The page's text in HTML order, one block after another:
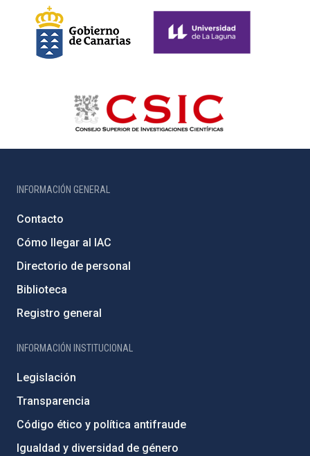
INFORMACIÓN GENERAL
Contacto
Cómo llegar al IAC
Directorio de personal
Biblioteca
Registro general
INFORMACIÓN INSTITUCIONAL
Legislación
Transparencia
Código ético y política antifraude
Igualdad y diversidad de género